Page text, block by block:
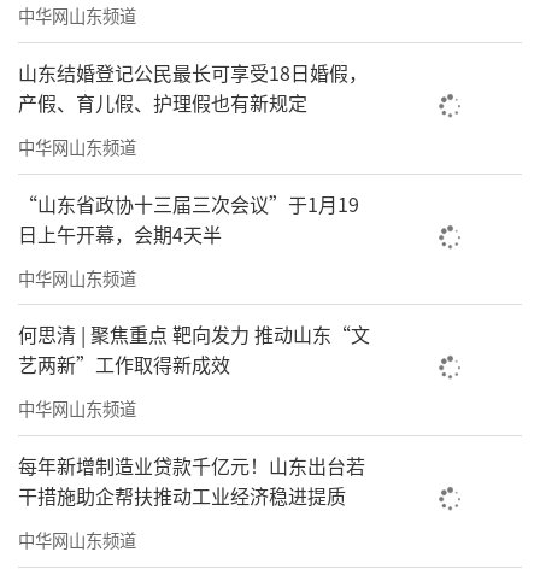
中华网山东频道
山东结婚登记公民最长可享受18日婚假，
产假、育儿假、护理假也有新规定
中华网山东频道
“山东省政协十三届三次会议”于1月19
日上午开幕，会期4天半
中华网山东频道
何思清 | 聚焦重点 靶向发力 推动山东“文
艺两新”工作取得新成效
中华网山东频道
每年新增制造业贷款千亿元！山东出台若
干措施助企帮扶推动工业经济稳进提质
中华网山东频道